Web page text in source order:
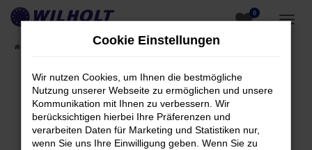
Zum
springen
0
Fahrzeugangebote Fahrzeugsuche
Fehler: Network Error
Beim Laden ist ein Fehler aufgetreten.
Hier sind ein paar Tipps, die dir helfen können:
Cookie Einstellungen
Wir nutzen Cookies, um Ihnen die bestmögliche
Nutzung unserer Webseite zu ermöglichen und unsere
Kommunikation mit Ihnen zu verbessern. Wir
berücksichtigen hierbei Ihre Präferenzen und
verarbeiten Daten für Marketing und Statistiken nur,
wenn Sie uns Ihre Einwilligung geben. Wenn Sie zu